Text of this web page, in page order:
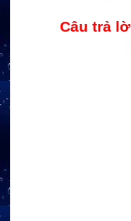
Câu trả